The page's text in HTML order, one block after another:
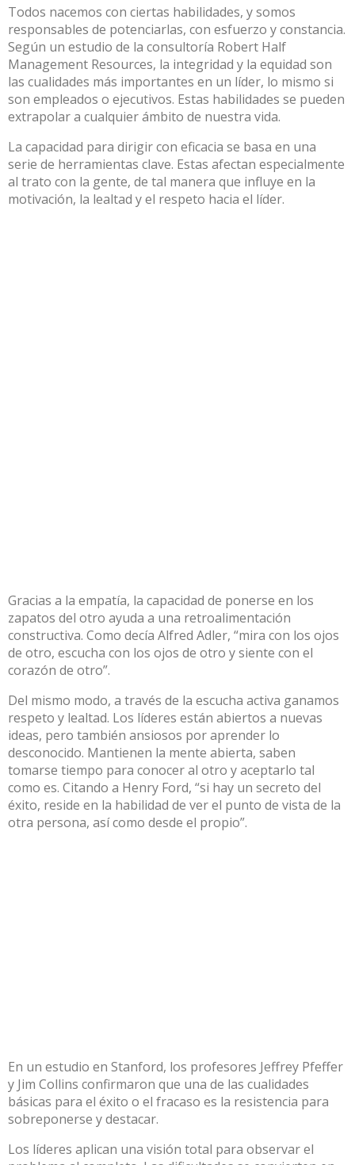
Todos nacemos con ciertas habilidades, y somos
responsables de potenciarlas, con esfuerzo y constancia.
Según un estudio de la consultoría Robert Half
Management Resources, la integridad y la equidad son
las cualidades más importantes en un líder, lo mismo si
son empleados o ejecutivos. Estas habilidades se pueden
extrapolar a cualquier ámbito de nuestra vida.
La capacidad para dirigir con eficacia se basa en una
serie de herramientas clave. Estas afectan especialmente
al trato con la gente, de tal manera que influye en la
motivación, la lealtad y el respeto hacia el líder.
Gracias a la empatía, la capacidad de ponerse en los
zapatos del otro ayuda a una retroalimentación
constructiva. Como decía Alfred Adler, “mira con los ojos
de otro, escucha con los ojos de otro y siente con el
corazón de otro”.
Del mismo modo, a través de la escucha activa ganamos
respeto y lealtad. Los líderes están abiertos a nuevas
ideas, pero también ansiosos por aprender lo
desconocido. Mantienen la mente abierta, saben
tomarse tiempo para conocer al otro y aceptarlo tal
como es. Citando a Henry Ford, “si hay un secreto del
éxito, reside en la habilidad de ver el punto de vista de la
otra persona, así como desde el propio”.
En un estudio en Stanford, los profesores Jeffrey Pfeffer
y Jim Collins confirmaron que una de las cualidades
básicas para el éxito o el fracaso es la resistencia para
sobreponerse y destacar.
Los líderes aplican una visión total para observar el